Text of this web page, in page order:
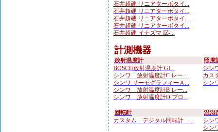
石井超硬 リニアターボタイ...
石井超硬 リニアターボタイ...
石井超硬 リニアターボタイ...
石井超硬 リニアターボタイ...
石井超硬 イナズマ IZ-...
計測機器
放射温度計
BOSCH放射温度計 GI...
シンワ 放射温度計C レー...
シンワ サーモグラフィーＡ...
シンワ 放射温度計B レー...
シンワ 放射温度計D プロ...
照度
シン
カス
シン
回転計
カスタム デジタル回転計 ...
温湿
シン
シン